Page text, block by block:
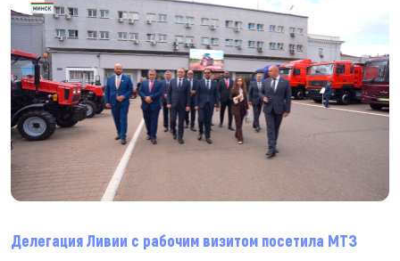
Делегация Ливии с рабочим визитом посетила МТЗ